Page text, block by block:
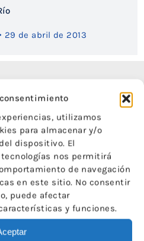
utilizamos
para almacenar y/o
dispositivo. El
nos permitirá
de navegación
en este sitio. No consentir
puede afectar
y funciones.
29 de abril de 2013